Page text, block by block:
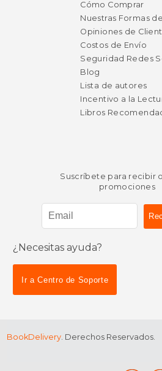
Cómo Comprar
Nuestras Formas
Opiniones de
Costos de Envío
Seguridad Redes
Blog
Lista de autores
Incentivo a la
Libros
Suscríbete para recibir
promociones
¿Necesitas ayuda?
Ir a Centro de Soporte
BookDelivery. Derechos Reservados.